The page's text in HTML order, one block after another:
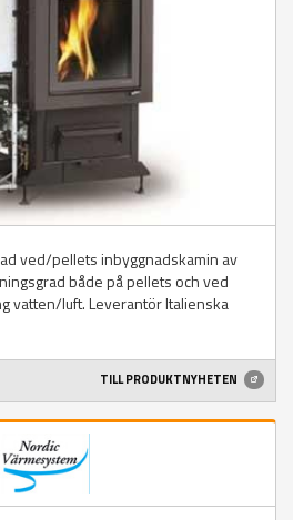
ved/pellets inbyggnadskamin av
både på pellets och ved
vatten/luft. Leverantör Italienska
TILL PRODUKTNYHETEN